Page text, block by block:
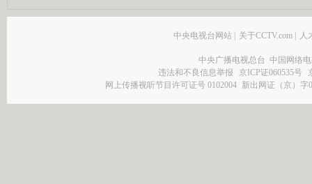
中央电视台网站 关于CCTV.com 人
中央广播电视总台 中国网络
违法和不良信息举报
京ICP证060535号
网上传播视听节目许可证号 0102004 新出网证（京）